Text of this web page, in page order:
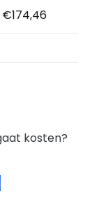
€174,46
kosten?